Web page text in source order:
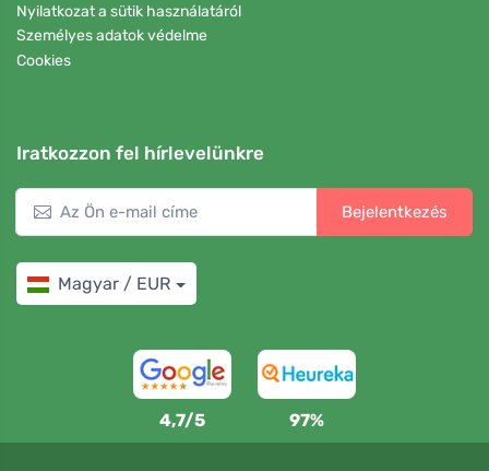
Nyilatkozat a sütik használatáról
Személyes adatok védelme
Cookies
Iratkozzon fel hírlevelünkre
Bejelentkezés
Magyar / EUR
4,7/5 97%